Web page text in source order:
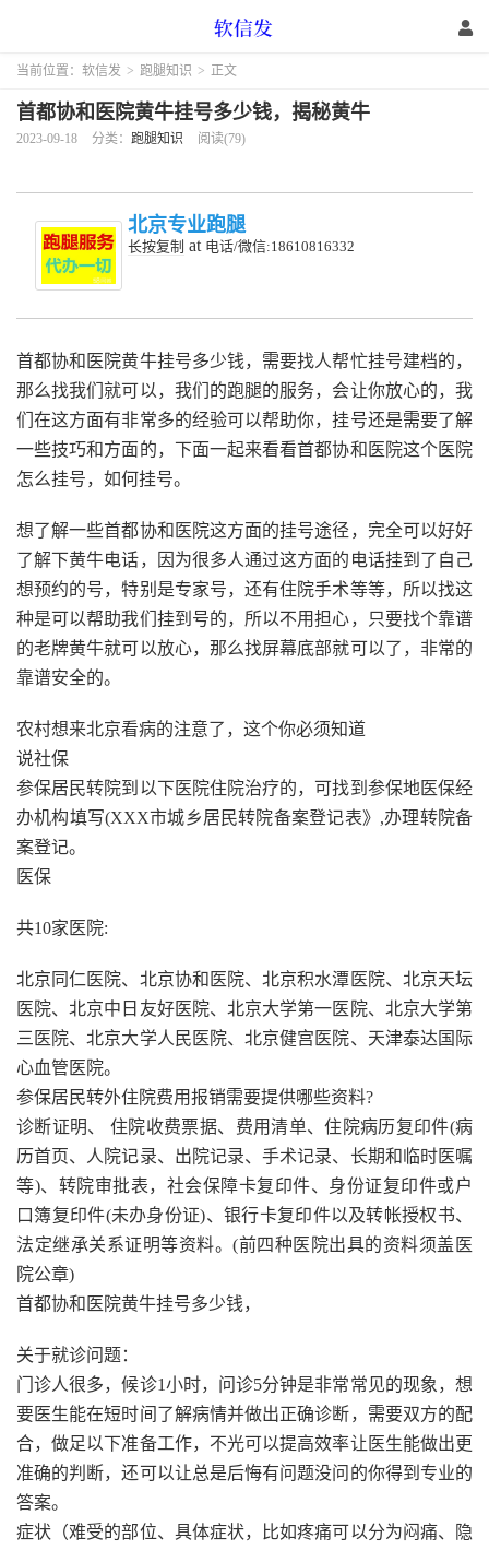
当前位置： 软信发 > 跑腿知识 > 正文
首都协和医院黄牛挂号多少钱，揭秘黄牛
2023-09-18 分类： 跑腿知识 阅读(79)
北京专业跑腿
长按复制 at 电话/微信:18610816332
首都协和医院黄牛挂号多少钱，需要找人帮忙挂号建档的，
那么找我们就可以，我们的跑腿的服务，会让你放心的，我
们在这方面有非常多的经验可以帮助你，挂号还是需要了解
一些技巧和方面的，下面一起来看看首都协和医院这个医院
怎么挂号，如何挂号。
想了解一些首都协和医院这方面的挂号途径，完全可以好好
了解下黄牛电话，因为很多人通过这方面的电话挂到了自己
想预约的号，特别是专家号，还有住院手术等等，所以找这
种是可以帮助我们挂到号的，所以不用担心，只要找个靠谱
的老牌黄牛就可以放心，那么找屏幕底部就可以了，非常的
靠谱安全的。
农村想来北京看病的注意了，这个你必须知道
说社保
参保居民转院到以下医院住院治疗的，可找到参保地医保经
办机构填写(XXX市城乡居民转院备案登记表》,办理转院备
案登记。
医保
共10家医院:
北京同仁医院、北京协和医院、北京积水潭医院、北京天坛
医院、北京中日友好医院、北京大学第一医院、北京大学第
三医院、北京大学人民医院、北京健宫医院、天津泰达国际
心血管医院。
参保居民转外住院费用报销需要提供哪些资料?
诊断证明、 住院收费票据、费用清单、住院病历复印件(病
历首页、人院记录、出院记录、手术记录、长期和临时医嘱
等)、转院审批表，社会保障卡复印件、身份证复印件或户
口簿复印件(未办身份证)、银行卡复印件以及转帐授权书、
法定继承关系证明等资料。(前四种医院出具的资料须盖医
院公章)
首都协和医院黄牛挂号多少钱，
关于就诊问题：
门诊人很多，候诊1小时，问诊5分钟是非常常见的现象，想
要医生能在短时间了解病情并做出正确诊断，需要双方的配
合，做足以下准备工作，不光可以提高效率让医生能做出更
准确的判断，还可以让总是后悔有问题没问的你得到专业的
答案。
症状（难受的部位、具体症状，比如疼痛可以分为闷痛、隐